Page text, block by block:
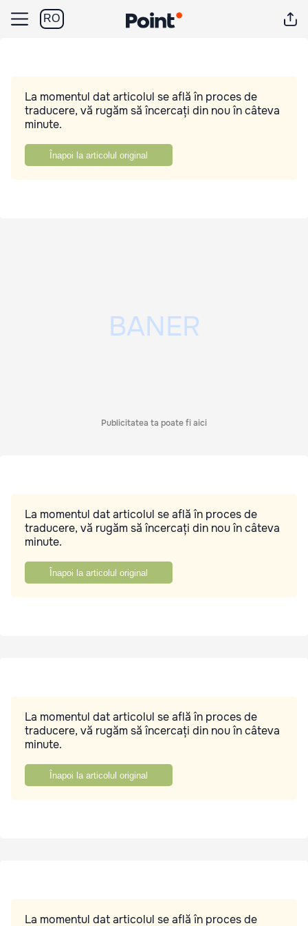
RO
La momentul dat articolul se află în proces de
traducere, vă rugăm să încercați din nou în câteva
minute.
Înapoi la articolul original
Publicitatea ta poate fi aici
La momentul dat articolul se află în proces de
traducere, vă rugăm să încercați din nou în câteva
minute.
Înapoi la articolul original
La momentul dat articolul se află în proces de
traducere, vă rugăm să încercați din nou în câteva
minute.
Înapoi la articolul original
La momentul dat articolul se află în proces de